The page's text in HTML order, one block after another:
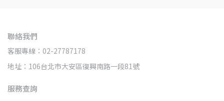
聯絡我們
客服專線：02-27787178
地址：106台北市大安區復興南路一段81號
服務查詢